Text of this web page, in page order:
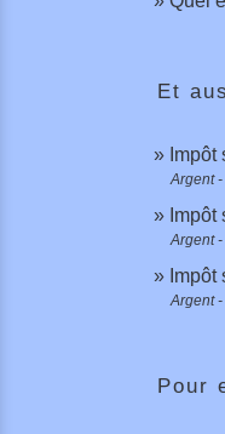
Et
Argent
Argent
Argent
Pour